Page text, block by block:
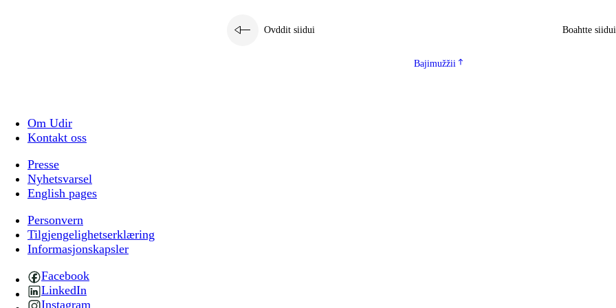
Ovddit siidui Boahtte siidui
Bajimužžii
Om Udir
Kontakt oss
Presse
Nyhetsvarsel
English pages
Personvern
Tilgjengelighetserklæring
Informasjonskapsler
Facebook
LinkedIn
Instagram